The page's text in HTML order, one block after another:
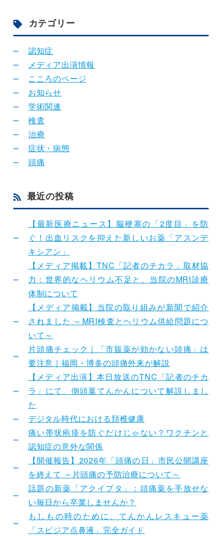
カテゴリー
認知症
メディア出演情報
こころのページ
お知らせ
学術関連
検査
治療
症状・病態
頭痛
最近の投稿
【最新医療ニュース】脳梗塞の「2度目」を防
ぐ！出血リスクを抑えた新しいお薬「アスンデ
キシアン」
【メディア掲載】TNC「記者のチカラ」取材協
力：世界的なヘリウム不足と、当院のMRI診療
体制について
【メディア掲載】当院の取り組みが新聞で紹介
されました ～MRI検査とヘリウム供給問題につ
いて～
片頭痛チェック｜「市販薬が効かない頭痛」は
要注意｜福岡・博多の頭痛外来が解説
【メディア出演】本日放送のTNC「記者のチカ
ラ」にて、側頭葉てんかんについて解説しまし
た
デジタル時代における頚椎健康
痛い帯状疱疹を防ぐだけじゃない？ワクチンと
認知症の意外な関係
【開催報告】2026年「頭痛の日」市民公開講座
を終えて ～片頭痛の予防治療について～
話題の新薬「アクイプタ」：頭痛薬を手放せな
い毎日から卒業しませんか？
もしもの時のために。てんかんレスキュー薬
「スピジア点鼻液」完全ガイド